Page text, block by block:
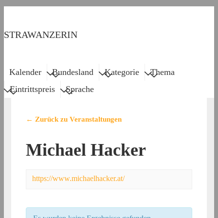
Inhalt
STRAWANZERIN
Main
Kalender Bundesland Kategorie
Thema
Eintrittspreis
Sprache
← Zurück zu Veranstaltungen
Michael Hacker
https://www.michaelhacker.at/